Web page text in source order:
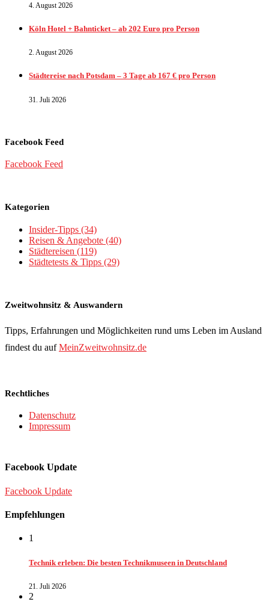
4. August 2026
Köln Hotel + Bahnticket – ab 202 Euro pro Person
2. August 2026
Städtereise nach Potsdam – 3 Tage ab 167 € pro Person
31. Juli 2026
Facebook Feed
Facebook Feed
Kategorien
Insider-Tipps (34)
Reisen & Angebote (40)
Städtereisen (119)
Städtetests & Tipps (29)
Zweitwohnsitz & Auswandern
Tipps, Erfahrungen und Möglichkeiten rund ums Leben im Ausland
findest du aufMeinZweitwohnsitz.de
Rechtliches
Datenschutz
Impressum
Facebook Update
Facebook Update
Empfehlungen
1
Technik erleben: Die besten Technikmuseen in Deutschland
21. Juli 2026
2